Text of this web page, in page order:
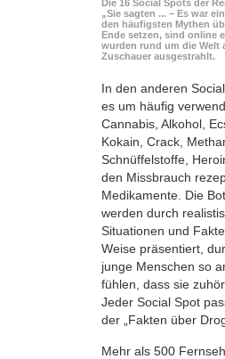
Die 16 Social Spots der
„Sie sagten ... – Es war
den häufigsten Mythen
Ende setzen, sind online
wurden rund um die Welt
Zuschauer ausgestrahlt.
In den anderen
es um häufig
Cannabis, Alkohol,
Kokain, Crack,
Schnüffelstoffe,
den Missbrauch
Medikamente. Die
werden durch
Situationen und
Weise präsentiert,
junge Menschen so
fühlen, dass sie
Jeder Social Spot
der „Fakten über
Mehr als 500